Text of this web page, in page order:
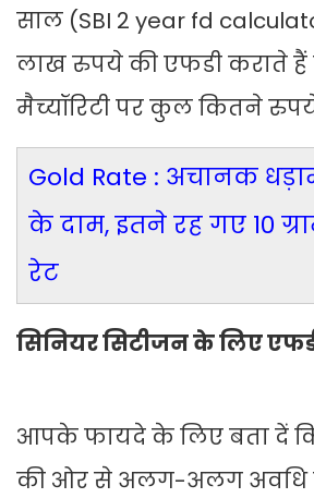
साल (SBI 2 year fd
लाख रुपये की एफडी कराते
मैच्यॉरिटी पर कुल कितने
Gold Rate : अचानक
के दाम, इतने रह गए 10
रेट
सिनियर सिटीजन के लिए
आपके फायदे के लिए बता दें
की ओर से अलग-अलग अवधि